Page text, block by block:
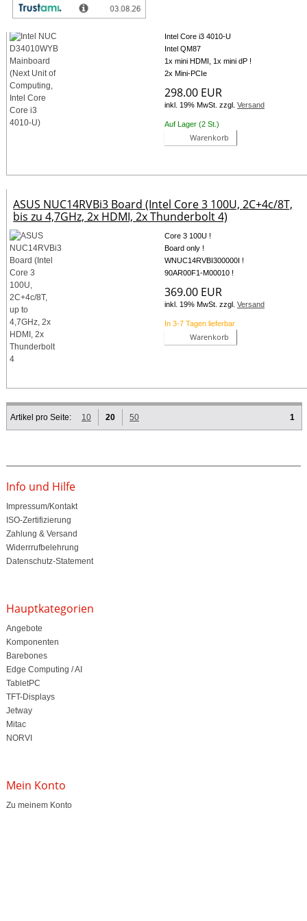
Intel NUC D34010WYB Mainboard (Next Unit of
Computing, Intel Core i3 4010-U)
Intel Core i3 4010-U
Intel QM87
1x mini HDMI, 1x mini dP !
2x Mini-PCIe
298.00 EUR
inkl. 19% MwSt. zzgl.Versand
Auf Lager (2 St.)
Warenkorb
ASUS NUC14RVBi3 Board (Intel Core 3 100U, 2C+4c/8T,
bis zu 4,7GHz, 2x HDMI, 2x Thunderbolt 4)
Core 3 100U !
Board only !
WNUC14RVBI300000I !
90AR00F1-M00010 !
369.00 EUR
inkl. 19% MwSt. zzgl.Versand
In 3-7 Tagen lieferbar
Warenkorb
Artikel pro Seite: 10 20 50 1
Info und Hilfe
Impressum/Kontakt
ISO-Zertifizierung
Zahlung & Versand
Widerrrufbelehrung
Datenschutz-Statement
Hauptkategorien
Angebote
Komponenten
Barebones
Edge Computing / AI
TabletPC
TFT-Displays
Jetway
Mitac
NORVI
Mein Konto
Zu meinem Konto